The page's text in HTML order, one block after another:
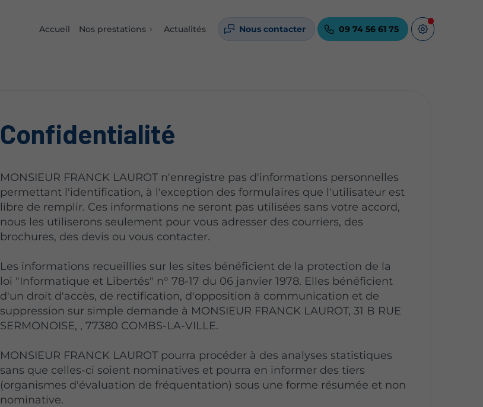
Accueil Nos prestations Actualités Nous contacter 09 74 56 61 75
Confidentialité
MONSIEUR FRANCK LAUROT n'enregistre pas d'informations personnelles
permettant l'identification, à l'exception des formulaires que l'utilisateur est
libre de remplir. Ces informations ne seront pas utilisées sans votre accord,
nous les utiliserons seulement pour vous adresser des courriers, des
brochures, des devis ou vous contacter.
Les informations recueillies sur les sites bénéficient de la protection de la
loi "Informatique et Libertés" n° 78-17 du 06 janvier 1978. Elles bénéficient
d'un droit d'accès, de rectification, d'opposition à communication et de
suppression sur simple demande à MONSIEUR FRANCK LAUROT, 31 B RUE
SERMONOISE, , 77380 COMBS-LA-VILLE.
MONSIEUR FRANCK LAUROT pourra procéder à des analyses statistiques
sans que celles-ci soient nominatives et pourra en informer des tiers
(organismes d'évaluation de fréquentation) sous une forme résumée et non
nominative.